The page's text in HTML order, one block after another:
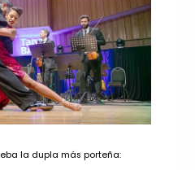
la dupla más porteña: